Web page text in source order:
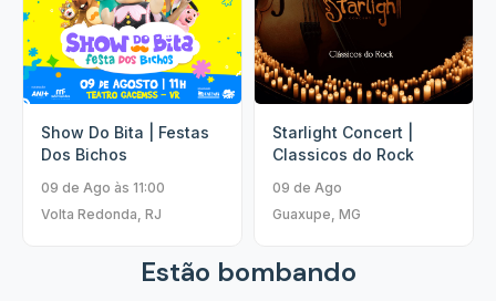
Show Do Bita | Festas
Dos Bichos
09 de Ago às 11:00
Volta Redonda, RJ
Starlight Concert |
Classicos do Rock
09 de Ago
Guaxupe, MG
Estão bombando